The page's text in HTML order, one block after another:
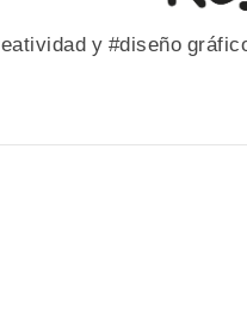
y #diseño